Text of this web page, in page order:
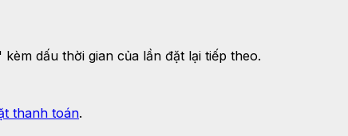
dấu thời gian của lần đặt lại tiếp theo.
thanh toán.